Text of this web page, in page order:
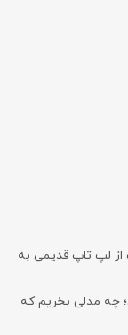
از لپ تاپ قدیمی به
چه مدلی بخریم که